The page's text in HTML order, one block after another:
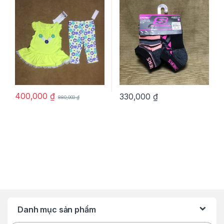
400,000 ₫ 880,000₫ 330,000 ₫
Danh mục sản phẩm